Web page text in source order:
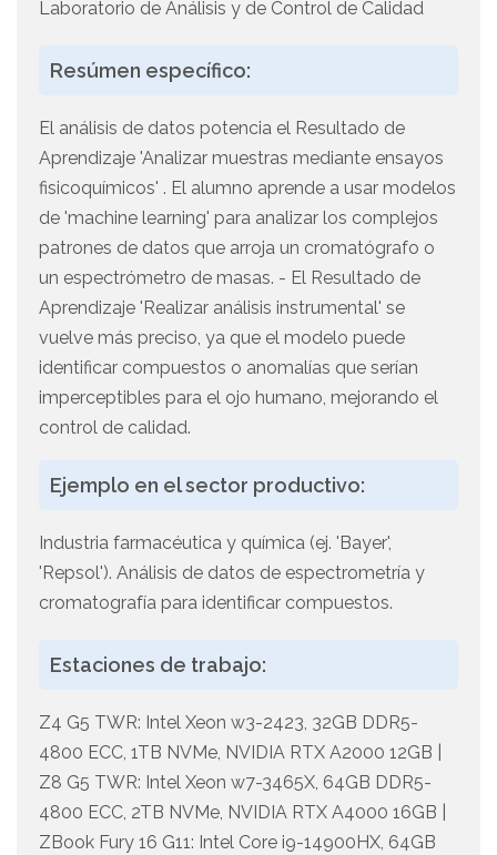
Laboratorio de Análisis y de Control de Calidad
Resúmen específico:
El análisis de datos potencia el Resultado de
Aprendizaje 'Analizar muestras mediante ensayos
fisicoquímicos' . El alumno aprende a usar modelos
de 'machine learning' para analizar los complejos
patrones de datos que arroja un cromatógrafo o
un espectrómetro de masas. - El Resultado de
Aprendizaje 'Realizar análisis instrumental' se
vuelve más preciso, ya que el modelo puede
identificar compuestos o anomalías que serían
imperceptibles para el ojo humano, mejorando el
control de calidad.
Ejemplo en el sector productivo:
Industria farmacéutica y química (ej. 'Bayer',
'Repsol'). Análisis de datos de espectrometría y
cromatografía para identificar compuestos.
Estaciones de trabajo:
Z4 G5 TWR: Intel Xeon w3-2423, 32GB DDR5-
4800 ECC, 1TB NVMe, NVIDIA RTX A2000 12GB |
Z8 G5 TWR: Intel Xeon w7-3465X, 64GB DDR5-
4800 ECC, 2TB NVMe, NVIDIA RTX A4000 16GB |
ZBook Fury 16 G11: Intel Core i9-14900HX, 64GB